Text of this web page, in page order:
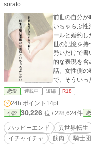
sorato
前世の自分が
いちゃらぶ性
ールと婚約したアネッサ。 け
世の記憶を持
勢いだけで書
的な表現を
話。女性側の
で、そういっ
別サイト様で
す。
恋愛 連載中 短編 R18
24h.ポイント 14pt
小説 30,226 位 / 228,624件
ハッピーエンド 異世界転生
イチャイチャ
筋肉 騎士